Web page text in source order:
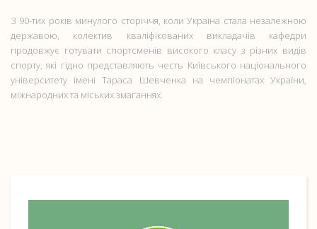
З 90-тих років минулого сторіччя, коли Україна стала незалежною
державою, колектив кваліфікованих викладачів кафедри
продовжує готувати спортсменів високого класу з різних видів
спорту, які гідно представляють честь Київського національного
університету імені Тараса Шевченка на чемпіонатах України,
міжнародних та міських змаганнях.